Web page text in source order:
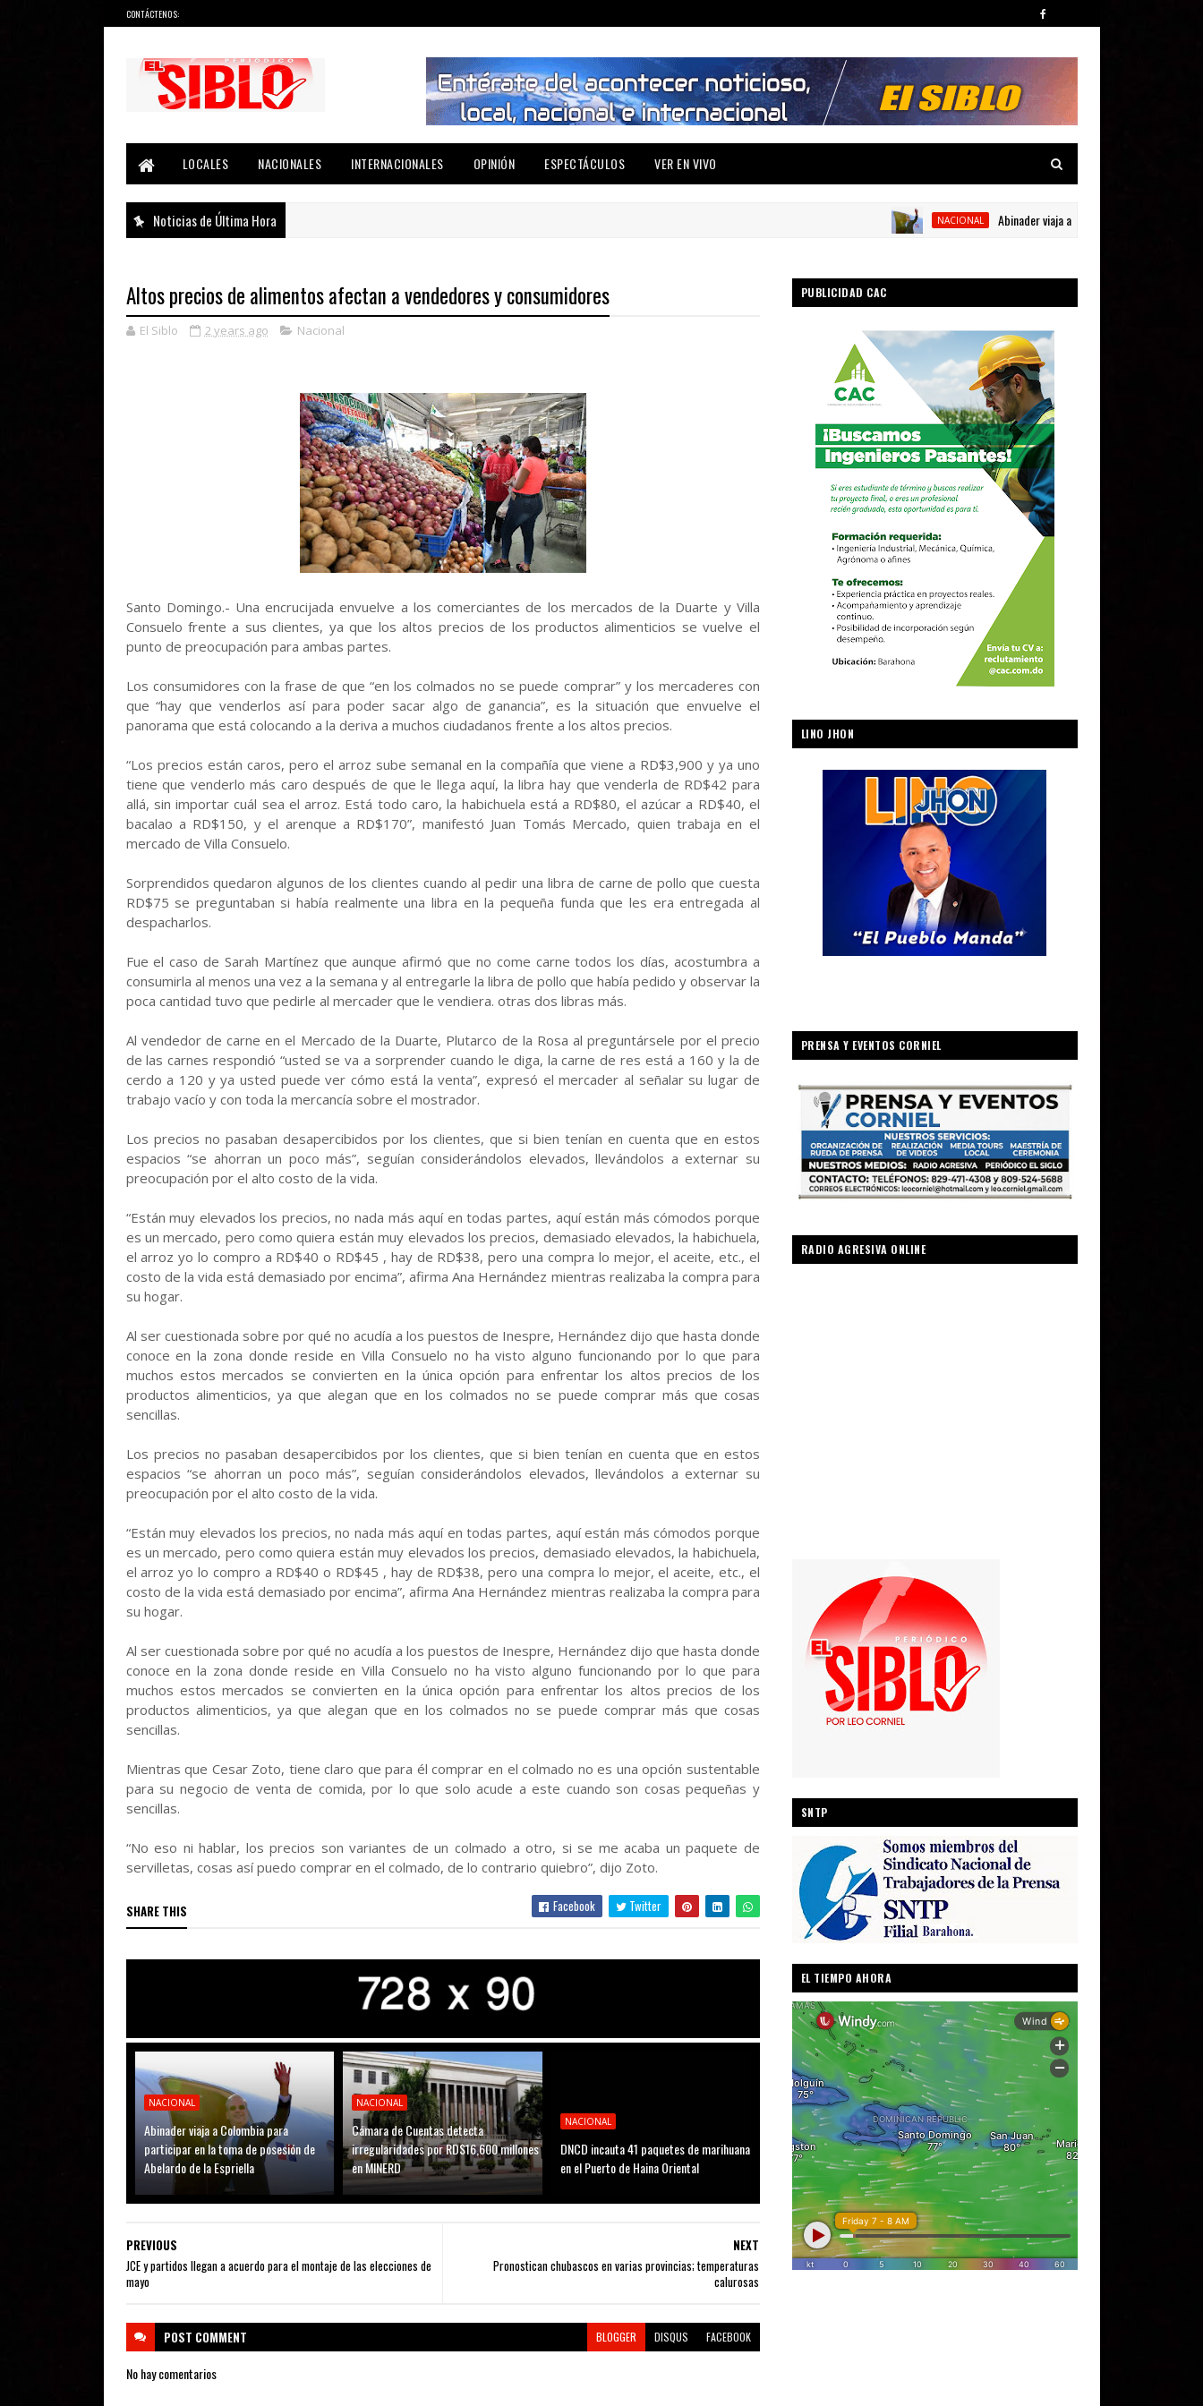
CONTÁCTENOS:
LOCALES
NACIONALES INTERNACIONALES OPINIÓN ESPECTÁCULOS VER EN VIVO
Noticias de Última Hora NACIONAL Abinader viaja a Colombia para participar en la
Altos precios de alimentos afectan a vendedores y consumidores
El Siblo 2 years ago Nacional
Santo Domingo.- Una encrucijada envuelve a los comerciantes de los mercados de la Duarte y Villa
Consuelo frente a sus clientes, ya que los altos precios de los productos alimenticios se vuelve el
punto de preocupación para ambas partes.
Los consumidores con la frase de que “en los colmados no se puede comprar” y los mercaderes con
que “hay que venderlos así para poder sacar algo de ganancia”, es la situación que envuelve el
panorama que está colocando a la deriva a muchos ciudadanos frente a los altos precios.
“Los precios están caros, pero el arroz sube semanal en la compañía que viene a RD$3,900 y ya uno
tiene que venderlo más caro después de que le llega aquí, la libra hay que venderla de RD$42 para
allá, sin importar cuál sea el arroz. Está todo caro, la habichuela está a RD$80, el azúcar a RD$40, el
bacalao a RD$150, y el arenque a RD$170”, manifestó Juan Tomás Mercado, quien trabaja en el
mercado de Villa Consuelo.
Sorprendidos quedaron algunos de los clientes cuando al pedir una libra de carne de pollo que cuesta
RD$75 se preguntaban si había realmente una libra en la pequeña funda que les era entregada al
despacharlos.
Fue el caso de Sarah Martínez que aunque afirmó que no come carne todos los días, acostumbra a
consumirla al menos una vez a la semana y al entregarle la libra de pollo que había pedido y observar la
poca cantidad tuvo que pedirle al mercader que le vendiera. otras dos libras más.
Al vendedor de carne en el Mercado de la Duarte, Plutarco de la Rosa al preguntársele por el precio
de las carnes respondió “usted se va a sorprender cuando le diga, la carne de res está a 160 y la de
cerdo a 120 y ya usted puede ver cómo está la venta”, expresó el mercader al señalar su lugar de
trabajo vacío y con toda la mercancía sobre el mostrador.
Los precios no pasaban desapercibidos por los clientes, que si bien tenían en cuenta que en estos
espacios “se ahorran un poco más”, seguían considerándolos elevados, llevándolos a externar su
preocupación por el alto costo de la vida.
“Están muy elevados los precios, no nada más aquí en todas partes, aquí están más cómodos porque
es un mercado, pero como quiera están muy elevados los precios, demasiado elevados, la habichuela,
el arroz yo lo compro a RD$40 o RD$45 , hay de RD$38, pero una compra lo mejor, el aceite, etc., el
costo de la vida está demasiado por encima”, afirma Ana Hernández mientras realizaba la compra para
su hogar.
Al ser cuestionada sobre por qué no acudía a los puestos de Inespre, Hernández dijo que hasta donde
conoce en la zona donde reside en Villa Consuelo no ha visto alguno funcionando por lo que para
muchos estos mercados se convierten en la única opción para enfrentar los altos precios de los
productos alimenticios, ya que alegan que en los colmados no se puede comprar más que cosas
sencillas.
Los precios no pasaban desapercibidos por los clientes, que si bien tenían en cuenta que en estos
espacios “se ahorran un poco más”, seguían considerándolos elevados, llevándolos a externar su
preocupación por el alto costo de la vida.
“Están muy elevados los precios, no nada más aquí en todas partes, aquí están más cómodos porque
es un mercado, pero como quiera están muy elevados los precios, demasiado elevados, la habichuela,
el arroz yo lo compro a RD$40 o RD$45 , hay de RD$38, pero una compra lo mejor, el aceite, etc., el
costo de la vida está demasiado por encima”, afirma Ana Hernández mientras realizaba la compra para
su hogar.
Al ser cuestionada sobre por qué no acudía a los puestos de Inespre, Hernández dijo que hasta donde
conoce en la zona donde reside en Villa Consuelo no ha visto alguno funcionando por lo que para
muchos estos mercados se convierten en la única opción para enfrentar los altos precios de los
productos alimenticios, ya que alegan que en los colmados no se puede comprar más que cosas
sencillas.
Mientras que Cesar Zoto, tiene claro que para él comprar en el colmado no es una opción sustentable
para su negocio de venta de comida, por lo que solo acude a este cuando son cosas pequeñas y
sencillas.
“No eso ni hablar, los precios son variantes de un colmado a otro, si se me acaba un paquete de
servilletas, cosas así puedo comprar en el colmado, de lo contrario quiebro”, dijo Zoto.
SHARE THIS Facebook Twitter
NACIONAL
Abinader viaja a Colombia para
participar en la toma de posesión de
Abelardo de la Espriella
NACIONAL
Cámara de Cuentas detecta
irregularidades por RD$16,600 millones
en MINERD
NACIONAL
DNCD incauta 41 paquetes de marihuana
en el Puerto de Haina Oriental
NEXT
Pronostican chubascos en varias provincias; temperaturas
calurosas
PREVIOUS
JCE y partidos llegan a acuerdo para el montaje de las elecciones de
mayo
POST COMMENT BLOGGER DISQUS FACEBOOK
No hay comentarios
PUBLICIDAD CAC
LINO JHON
PRENSA Y EVENTOS CORNIEL
RADIO AGRESIVA ONLINE
SNTP
EL TIEMPO AHORA